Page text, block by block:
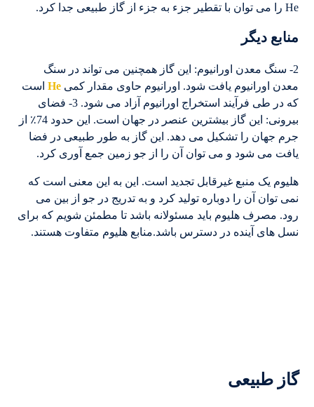
He را می توان با تقطیر جزء به جزء از گاز طبیعی جدا کرد.
منابع دیگر
2- سنگ معدن اورانیوم: این گاز همچنین می تواند در سنگ
معدن اورانیوم یافت شود. اورانیوم حاوی مقدار کمیHe است
که در طی فرآیند استخراج اورانیوم آزاد می شود. 3- فضای
بیرونی: این گاز بیشترین عنصر در جهان است. این حدود 74٪ از
جرم جهان را تشکیل می دهد. این گاز به طور طبیعی در فضا
یافت می شود و می توان آن را از جو زمین جمع آوری کرد.
هلیوم یک منبع غیرقابل تجدید است. این به این معنی است که
نمی توان آن را دوباره تولید کرد و به تدریج در جو از بین می
رود. مصرف هلیوم باید مسئولانه باشد تا مطمئن شویم که برای
نسل های آینده در دسترس باشد.منابع هلیوم متفاوت هستند.
گاز طبیعی